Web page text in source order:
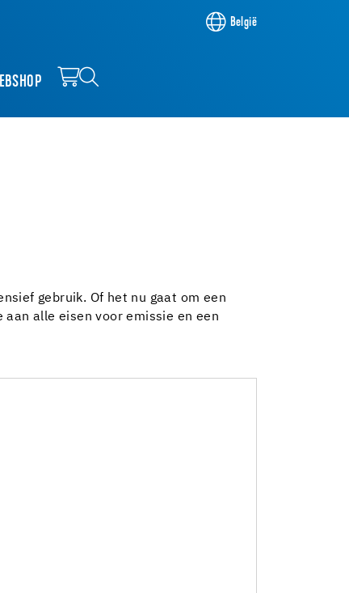
België
gebruik. Of het nu gaat om een
alle eisen voor emissie en een